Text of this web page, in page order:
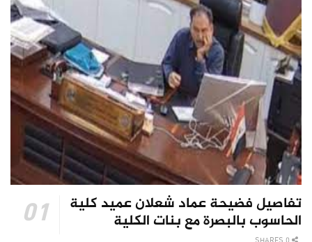
تفاصيل فضيحة عماد شعلان عميد كلية
الحاسوب بالبصرة مع بنات الكلية